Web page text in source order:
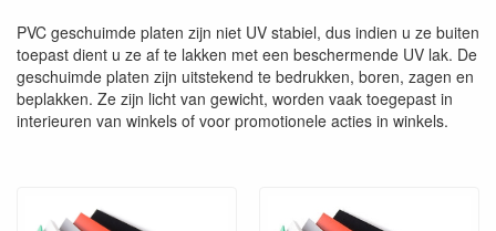
PVC geschuimde platen zijn niet UV stabiel, dus indien u ze buiten
toepast dient u ze af te lakken met een beschermende UV lak. De
geschuimde platen zijn uitstekend te bedrukken, boren, zagen en
beplakken. Ze zijn licht van gewicht, worden vaak toegepast in
interieuren van winkels of voor promotionele acties in winkels.